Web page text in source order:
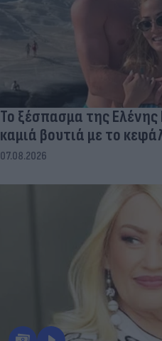
Το ξέσπασμα της
καμιά βουτιά με το
07.08.2026